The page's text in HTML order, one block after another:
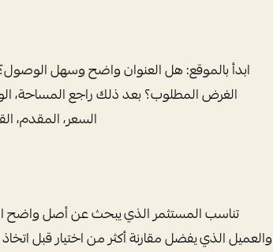
ابدأ بالموقع: هل العنوان واضح وسهل
الغرض المطلوب؟ بعد ذلك راجع المساحة،
السعر، المقدم،
تناسب المستثمر الذي يبحث عن أصل واضح
والعميل الذي يفضل مقارنة أكثر من اختيار قبل اتخاذ